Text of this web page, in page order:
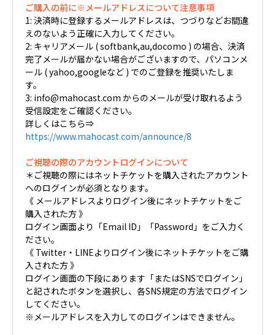
ご購入の前に※メールアドレスについて注意事項
1: 決済時に登録するメールアドレスは、つづりなどお間違
えのないよう正確に入力してください。
2: キャリアメール ( softbank,au,docomo ) の場合、決済
完了メールが届かない場合がございますので、パソコンメ
ール ( yahoo,googleなど ) でのご登録を推奨いたしま
す。
3: info@mahocast.com からのメールが受け取れるよう
受信設定をご確認ください。
詳しくはこちら⇒
https://www.mahocast.com/announce/8
ご視聴の際のアカウントログインについて
＊ご視聴の際にはネットチケットを購入されたアカウント
へのログインが必須となります。
《 メールアドレスよりログイン後にネットチケットをご
購入された方 》
ログイン画面より「Email ID」「Password」をご入力く
ださい。
《 Twitter・LINEよりログイン後にネットチケットをご購
入された方 》
ログイン画面の下段にあります「またはSNSでログイン」
と記されたボタンを選択し、各SNS規定の方法でログイン
してください。
※メールアドレスを入力してのログインはできません。